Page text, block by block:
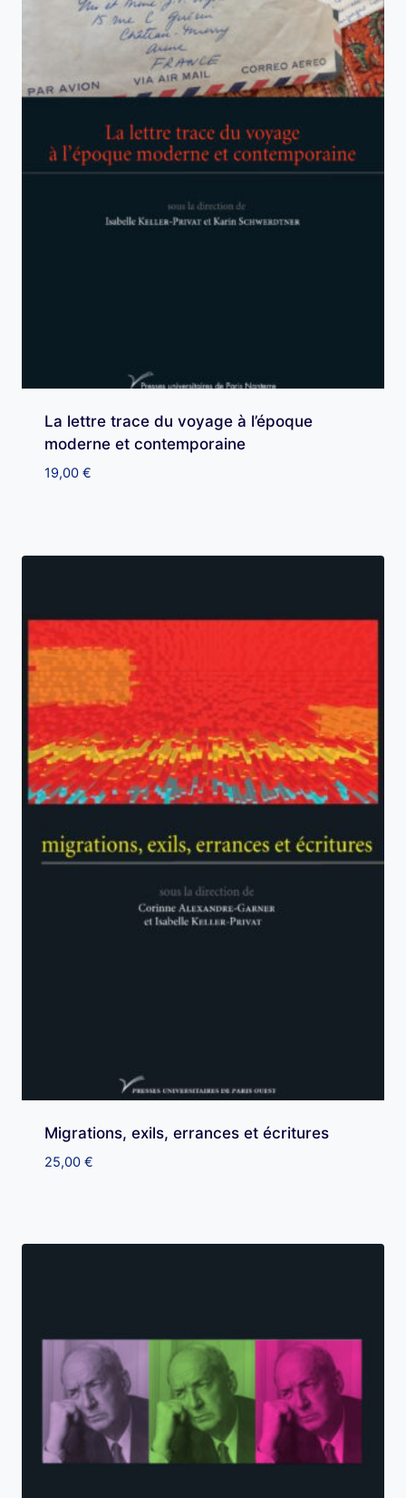
La lettre trace du voyage à l’époque
moderne et contemporaine
19,00 €
Migrations, exils, errances et écritures
25,00 €